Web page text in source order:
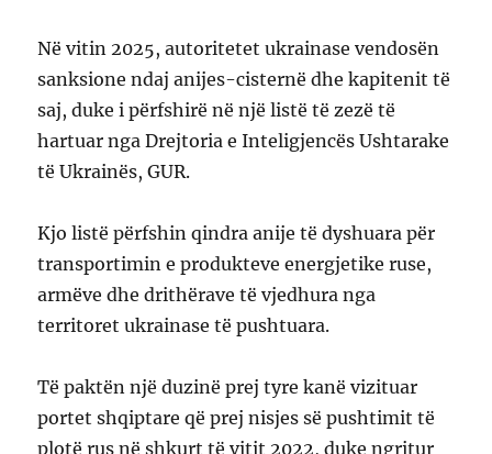
Në vitin 2025, autoritetet ukrainase vendosën
sanksione ndaj anijes-cisternë dhe kapitenit të
saj, duke i përfshirë në një listë të zezë të
hartuar nga Drejtoria e Inteligjencës Ushtarake
të Ukrainës, GUR.
Kjo listë përfshin qindra anije të dyshuara për
transportimin e produkteve energjetike ruse,
armëve dhe drithërave të vjedhura nga
territoret ukrainase të pushtuara.
Të paktën një duzinë prej tyre kanë vizituar
portet shqiptare që prej nisjes së pushtimit të
plotë rus në shkurt të vitit 2022, duke ngritur